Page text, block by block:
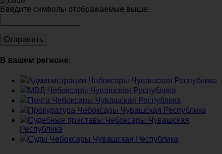
Введите символы отображаемые выше:
В вашем регионе:
Администрации Чебоксары Чувашская Республика
МВД Чебоксары Чувашская Республика
Почта Чебоксары Чувашская Республика
Прокуратура Чебоксары Чувашская Республика
Судебные приставы Чебоксары Чувашская
Республика
Суды Чебоксары Чувашская Республика